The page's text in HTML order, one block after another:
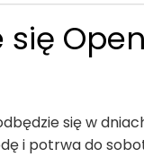
się w
i potrwa do